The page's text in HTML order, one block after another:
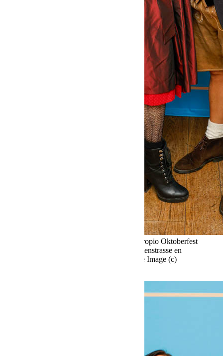
Fine Time Business Club celebra su propio Oktoberfest
en el Käfer Stammhaus en Prinzregentenstrasse en
Múnich el 02.10.2025 Agencia People Image (c)